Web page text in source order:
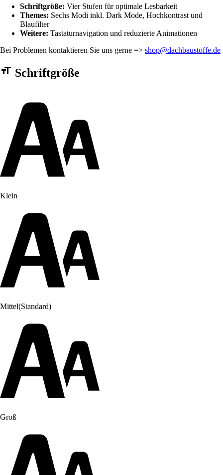
Schriftgröße: Vier Stufen für optimale Lesbarkeit
Themes: Sechs Modi inkl. Dark Mode, Hochkontrast und
Blaufilter
Weitere: Tastaturnavigation und reduzierte Animationen
Bei Problemen kontaktieren Sie uns gerne => shop@dachbaustoffe.de
Barrierefreiheit Einstellungen Formular
Schriftgröße
Klein
Mittel(Standard)
Groß